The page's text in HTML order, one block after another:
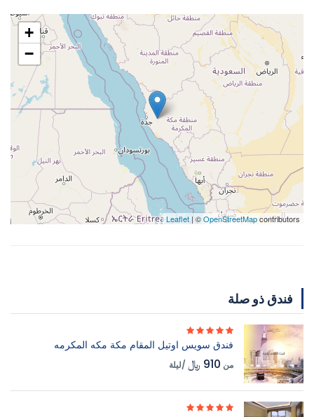
+
−
Leaflet | ©OpenStreetMapcontributors
فندق ذو صلة
فندق سويس اوتيل المقام مكة مكه المكرمه
من 910 ﷼ /ليلة